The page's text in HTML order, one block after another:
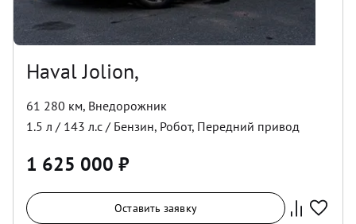
Haval Jolion,
61 280 км, Внедорожник
1.5 л / 143 л.с / Бензин, Робот, Передний привод
1 625 000 ₽
Оставить заявку